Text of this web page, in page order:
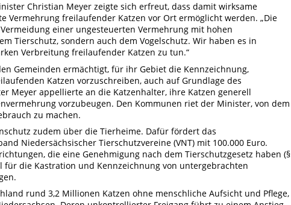
Christian Meyer zeigte sich erfreut, dass damit wirksame
Vermehrung freilaufender Katzen vor Ort ermöglicht werden. „Die
einer ungesteuerten Vermehrung mit hohen
Tierschutz, sondern auch dem Vogelschutz. Wir haben es in
Verbreitung freilaufender Katzen zu tun.“
Gemeinden ermächtigt, für ihr Gebiet die Kennzeichnung,
Katzen vorzuschreiben, auch auf Grundlage des
Meyer appellierte an die Katzenhalter, ihre Katzen generell
vorzubeugen. Den Kommunen riet der Minister, von dem
zu machen.
zudem über die Tierheime. Dafür fördert das
Niedersächsischer Tierschutzvereine (VNT) mit 100.000 Euro.
die eine Genehmigung nach dem Tierschutzgesetz haben (§
für die Kastration und Kennzeichnung von untergebrachten
rund 3,2 Millionen Katzen ohne menschliche Aufsicht und Pflege,